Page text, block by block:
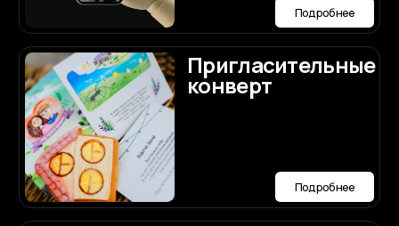
Написать нам лично в Max
Наши контакты
+7 (987) 710-90-90
Номер телефона: